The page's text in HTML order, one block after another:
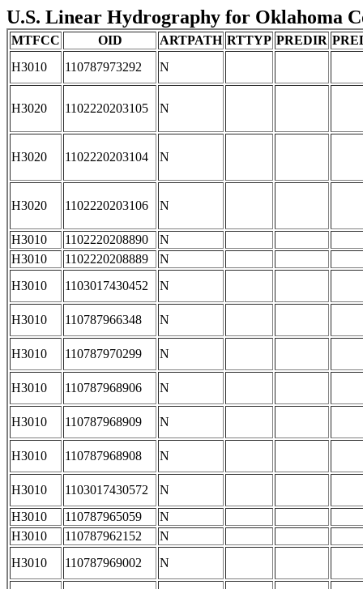
U.S. Linear Hydrography for Oklahoma
MTFCC OID ARTPATH RTTYP PREDIR
H3010
110787973292 N
H3020 1102220203105 N
H3020 1102220203104 N
H3020 1102220203106 N
H3010 1102220208890
N
H3010
1102220208889
N
H3010
1103017430452 N
H3010 110787966348 N
H3010 110787970299 N
H3010 110787968906 N
H3010 110787968909 N
H3010 110787968908 N
H3010 1103017430572
N
H3010
110787965059
N
H3010
110787962152
N
H3010
110787969002 N